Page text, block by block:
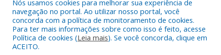
Todos os direitos reservados a Câmara Municipal de Aurora do
Pará.
Nós usamos cookies para melhorar sua experiência de
navegação no portal. Ao utilizar nosso portal, você
concorda com a política de monitoramento de cookies.
Para ter mais informações sobre como isso é feito, acesse
Política de cookies (Leia mais). Se você concorda, clique em
ACEITO.